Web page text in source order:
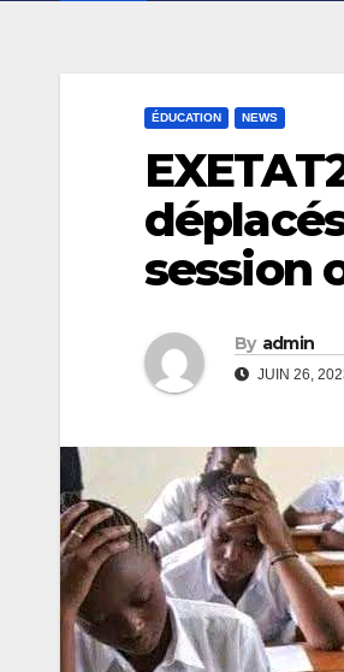
ÉDUCATION NEWS
session
By admin
JUIN 26,